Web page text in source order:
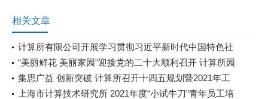
相关文章
计算所有限公司开展学习贯彻习近平新时代中国特色社
会主义思想主题教育第二期领导班子读书班活动
“美丽鲜花 美丽家园”迎接党的二十大顺利召开 计算所园
区布置郁金香花展
集思广益 创新突破 计算所召开十四五规划暨2021年工
作务虚会
上海市计算技术研究所 2021年度“小试牛刀”青年员工培